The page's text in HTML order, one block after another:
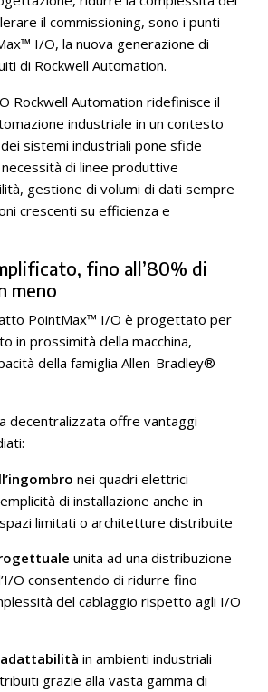
il commissioning, sono i punti
I/O, la nuova generazione di
di Rockwell Automation.
Rockwell Automation ridefinisce il
industriale in un contesto
sistemi industriali pone sfide
di linee produttive
gestione di volumi di dati sempre
crescenti su efficienza e
fino all’80% di
meno
PointMax™ I/O è progettato per
in prossimità della macchina,
della famiglia Allen-Bradley®
decentralizzata offre vantaggi
nei quadri elettrici
di installazione anche in
limitati o architetture distribuite
unita ad una distribuzione
O consentendo di ridurre fino
del cablaggio rispetto agli I/O
in ambienti industriali
grazie alla vasta gamma di